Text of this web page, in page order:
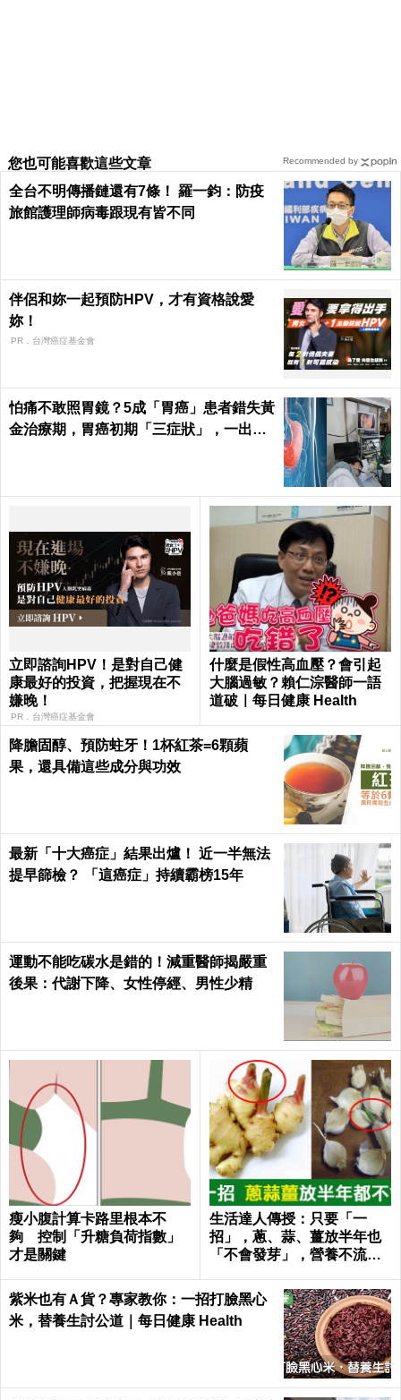
您也可能喜歡這些文章
全台不明傳播鏈還有7條！ 羅一鈞：防疫
旅館護理師病毒跟現有皆不同
伴侶和妳一起預防HPV，才有資格說愛
妳！
PR．台灣癌症基金會
怕痛不敢照胃鏡？5成「胃癌」患者錯失黃
金治療期，胃癌初期「三症狀」，一出現
立即諮詢HPV！是對自己健
康最好的投資，把握現在不
嫌晚！
PR．台灣癌症基金會
什麼是假性高血壓？會引起
大腦過敏？賴仁淙醫師一語
道破｜每日健康 Health
降膽固醇、預防蛀牙！1杯紅茶=6顆蘋
果，還具備這些成分與功效
最新「十大癌症」結果出爐！ 近一半無法
提早篩檢？ 「這癌症」持續霸榜15年
運動不能吃碳水是錯的！減重醫師揭嚴重
後果：代謝下降、女性停經、男性少精
瘦小腹計算卡路里根本不
夠 控制「升糖負荷指數」
才是關鍵
生活達人傳授：只要「一
招」，蔥、蒜、薑放半年也
「不會發芽」，營養不流
紫米也有Ａ貨？專家教你：一招打臉黑心
米，替養生討公道｜每日健康 Health
Recommended by